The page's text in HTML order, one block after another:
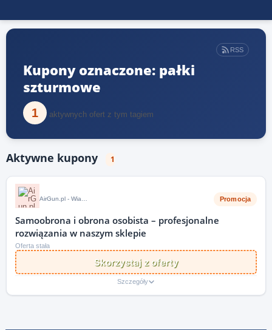
RSS
Kupony oznaczone: pałki
szturmowe
1 aktywnych ofert z tym tagiem
Aktywne kupony 1
Promocja
Samoobrona i obrona osobista – profesjonalne
rozwiązania w naszym sklepie
Oferta stała
Skorzystaj z oferty
Szczegóły